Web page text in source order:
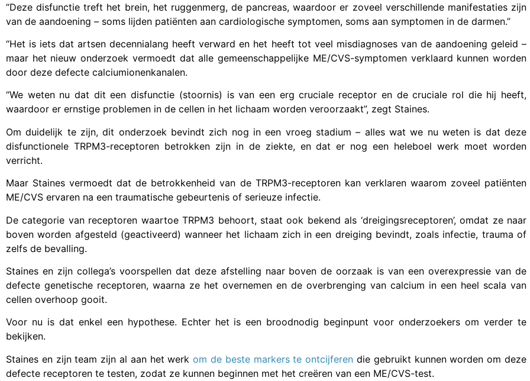
“Deze disfunctie treft het brein, het ruggenmerg, de pancreas, waardoor er zoveel verschillende manifestaties zijn
van de aandoening – soms lijden patiënten aan cardiologische symptomen, soms aan symptomen in de darmen.”
“Het is iets dat artsen decennialang heeft verward en het heeft tot veel misdiagnoses van de aandoening geleid –
maar het nieuw onderzoek vermoedt dat alle gemeenschappelijke ME/CVS-symptomen verklaard kunnen worden
door deze defecte calciumionenkanalen.
“We weten nu dat dit een disfunctie (stoornis) is van een erg cruciale receptor en de cruciale rol die hij heeft,
waardoor er ernstige problemen in de cellen in het lichaam worden veroorzaakt”, zegt Staines.
Om duidelijk te zijn, dit onderzoek bevindt zich nog in een vroeg stadium – alles wat we nu weten is dat deze
disfunctionele TRPM3-receptoren betrokken zijn in de ziekte, en dat er nog een heleboel werk moet worden
verricht.
Maar Staines vermoedt dat de betrokkenheid van de TRPM3-receptoren kan verklaren waarom zoveel patiënten
ME/CVS ervaren na een traumatische gebeurtenis of serieuze infectie.
De categorie van receptoren waartoe TRPM3 behoort, staat ook bekend als ‘dreigingsreceptoren’, omdat ze naar
boven worden afgesteld (geactiveerd) wanneer het lichaam zich in een dreiging bevindt, zoals infectie, trauma of
zelfs de bevalling.
Staines en zijn collega’s voorspellen dat deze afstelling naar boven de oorzaak is van een overexpressie van de
defecte genetische receptoren, waarna ze het overnemen en de overbrenging van calcium in een heel scala van
cellen overhoop gooit.
Voor nu is dat enkel een hypothese. Echter het is een broodnodig beginpunt voor onderzoekers om verder te
bekijken.
Staines en zijn team zijn al aan het werkom de beste markers te ontcijferendie gebruikt kunnen worden om deze
defecte receptoren te testen, zodat ze kunnen beginnen met het creëren van een ME/CVS-test.